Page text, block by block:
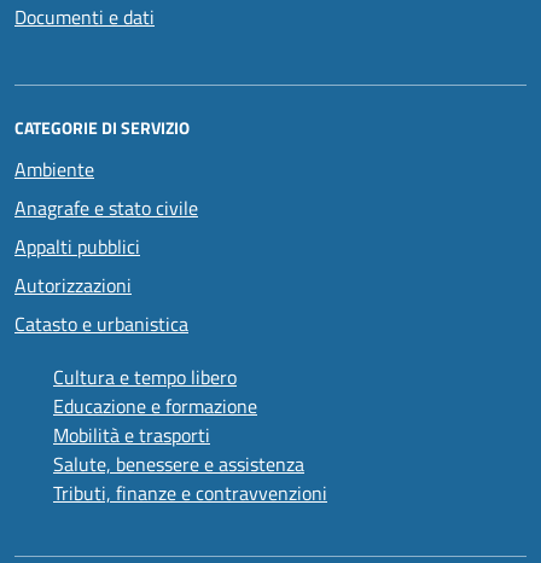
Documenti e dati
CATEGORIE DI SERVIZIO
Ambiente
Anagrafe e stato civile
Appalti pubblici
Autorizzazioni
Catasto e urbanistica
Cultura e tempo libero
Educazione e formazione
Mobilità e trasporti
Salute, benessere e assistenza
Tributi, finanze e contravvenzioni